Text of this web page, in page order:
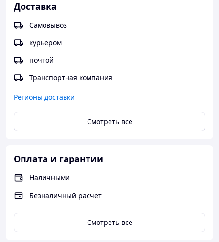
Доставка
Самовывоз
курьером
почтой
Транспортная компания
Регионы доставки
Смотреть всё
Оплата и гарантии
Наличными
Безналичный расчет
Смотреть всё